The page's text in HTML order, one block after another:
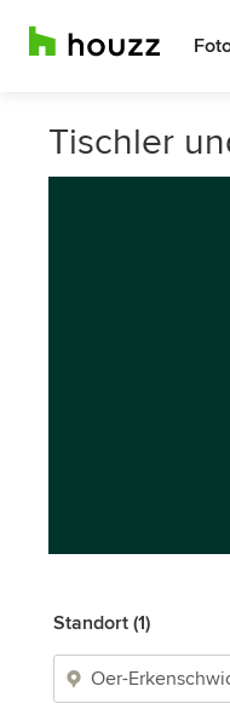
Tischler
Standort (1)